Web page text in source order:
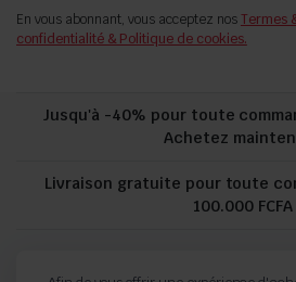
En vous abonnant, vous acceptez nosTermes
confidentialité & Politique de cookies.
Jusqu'à -40% pour toute
Achetez
Livraison gratuite pour toute
100.000 FCFA